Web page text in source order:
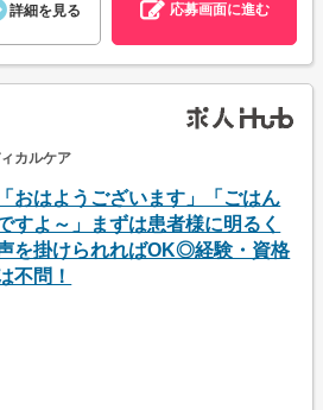
詳細を見る 応募画面に進む
カルケア
「おはようございます」「ごはん
すよ～」まずは患者様に明るく
を掛けられればOK◎経験・資格
不問！